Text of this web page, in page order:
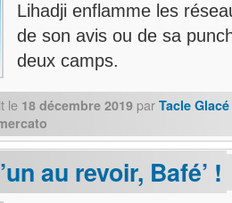
Lihadji enflamme les
de son avis ou de sa
deux camps.
le 18 décembre 2019 par Tacle Glacé
au revoir, Bafé’ !